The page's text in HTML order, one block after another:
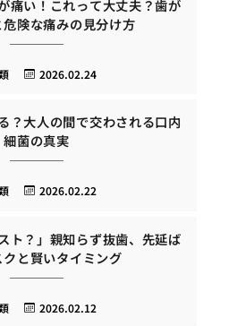
痛い！これって大丈夫？歯が
険な痛みの見分け方
2026.02.24
？大人の間で交わされる口内
細菌の真実
2026.02.22
ト？」親知らず抜歯、先延ば
クと賢いタイミング
2026.02.12